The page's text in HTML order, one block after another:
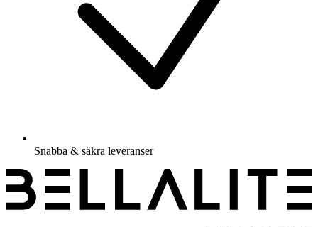
Snabba & säkra leveranser